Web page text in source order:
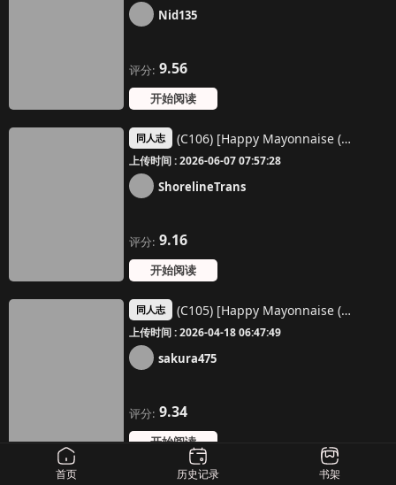
Nid135
评分: 9.56
开始阅读
同人志 (C106) [Happy Mayonnaise (ASLA)] Sensei Kore wa Watashi no Ninmu desu Douzo Otsukai Kudasai | 老师 这个是我的任务 请您尽情使用我吧 (Blue Archive) [Chinese] [欶澜汉化组]
上传时间 : 2026-06-07 07:57:28
ShorelineTrans
评分: 9.16
开始阅读
同人志 (C105) [Happy Mayonnaise (Asla)] Rio Kaichou no Shazai Sex 2 | 莉音会长的谢罪性交 2 (Blue Archive) [Chinese] [茄某人个人汉化]
上传时间 : 2026-04-18 06:47:49
sakura475
评分: 9.34
开始阅读
首页 历史记录 书架